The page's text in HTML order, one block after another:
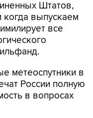
Штатов,
когда выпускаем
все
метеоспутники в
России полную
в вопросах